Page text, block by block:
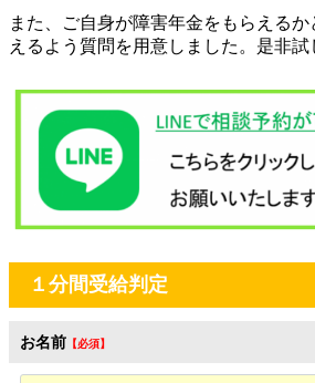
また、ご自身が障害年金をもらえる
えるよう質問を用意しました。是非試
１分間受給判定
お名前